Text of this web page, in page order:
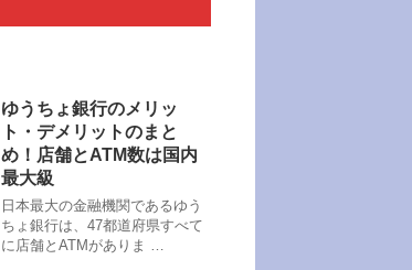
ゆうちょ銀行のメリッ
ト・デメリットのまと
め！店舗とATM数は国内
最大級
日本最大の金融機関であるゆう
ちょ銀行は、47都道府県すべて
に店舗とATMがありま …